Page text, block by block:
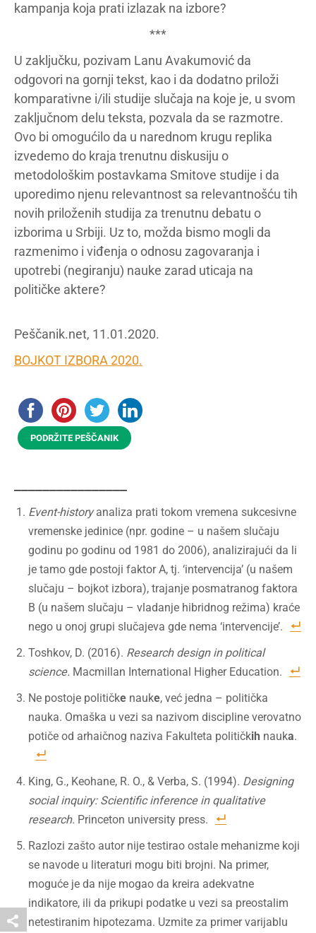
kampanja koja prati izlazak na izbore?
***
U zaključku, pozivam Lanu Avakumović da
odgovori na gornji tekst, kao i da dodatno priloži
komparativne i/ili studije slučaja na koje je, u svom
zaključnom delu teksta, pozvala da se razmotre.
Ovo bi omogućilo da u narednom krugu replika
izvedemo do kraja trenutnu diskusiju o
metodološkim postavkama Smitove studije i da
uporedimo njenu relevantnost sa relevantnošću tih
novih priloženih studija za trenutnu debatu o
izborima u Srbiji. Uz to, možda bismo mogli da
razmenimo i viđenja o odnosu zagovaranja i
upotrebi (negiranju) nauke zarad uticaja na
političke aktere?
Peščanik.net, 11.01.2020.
BOJKOT IZBORA 2020.
PODRŽITE PEŠČANIK
Event-historyanaliza prati tokom vremena sukcesivne
vremenske jedinice (npr. godine – u našem slučaju
godinu po godinu od 1981 do 2006), analizirajući da li
je tamo gde postoji faktor A, tj. ‘intervencija’ (u našem
slučaju – bojkot izbora), trajanje posmatranog faktora
B (u našem slučaju – vladanje hibridnog režima) kraće
nego u onoj grupi slučajeva gde nema ‘intervencije’.
Toshkov, D. (2016). Research design in political
science. Macmillan International Higher Education.
Ne postoje političke nauke, već jedna – politička
nauka. Omaška u vezi sa nazivom discipline verovatno
potiče od arhaičnog naziva Fakulteta političkih nauka.
King, G., Keohane, R. O., & Verba, S. (1994). Designing
social inquiry: Scientific inference in qualitative
research. Princeton university press.
Razlozi zašto autor nije testirao ostale mehanizme koji
se navode u literaturi mogu biti brojni. Na primer,
moguće je da nije mogao da kreira adekvatne
indikatore, ili da prikupi podatke u vezi sa preostalim
netestiranim hipotezama. Uzmite za primer varijablu